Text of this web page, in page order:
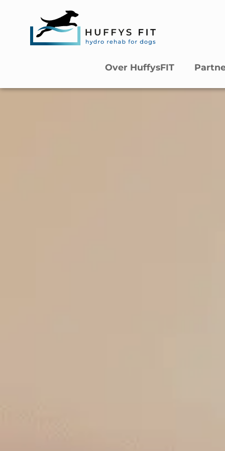
Over HuffysFIT